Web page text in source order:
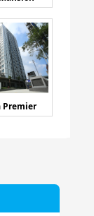
Premier